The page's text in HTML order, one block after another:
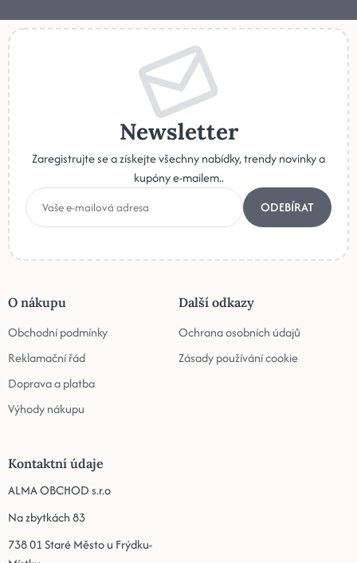
Newsletter
Zaregistrujte se a získejte všechny nabídky, trendy novinky a
kupóny e-mailem..
ODEBÍRAT
O nákupu
Obchodní podmínky
Reklamační řád
Doprava a platba
Výhody nákupu
Další odkazy
Ochrana osobních údajů
Zásady používání cookie
Kontaktní údaje
ALMA OBCHOD s.r.o
Na zbytkách 83
738 01 Staré Město u Frýdku-